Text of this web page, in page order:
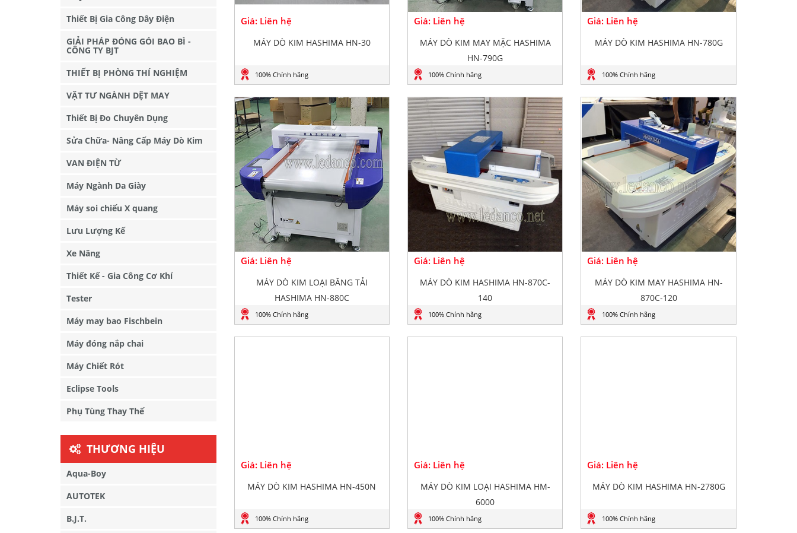
Giá: Liên hệ
MÁY DÒ KIM HASHIMA HN-30
100% Chính hãng
Giá: Liên hệ
MÁY DÒ KIM MAY MẶC HASHIMA
HN-790G
100% Chính hãng
Giá: Liên hệ
MÁY DÒ KIM HASHIMA HN-780G
100% Chính hãng
Giá: Liên hệ
MÁY DÒ KIM LOẠI BĂNG TẢI
HASHIMA HN-880C
100% Chính hãng
Giá: Liên hệ
MÁY DÒ KIM HASHIMA HN-870C-
140
100% Chính hãng
Giá: Liên hệ
MÁY DÒ KIM MAY HASHIMA HN-
870C-120
100% Chính hãng
Giá: Liên hệ
MÁY DÒ KIM HASHIMA HN-450N
100% Chính hãng
Giá: Liên hệ
MÁY DÒ KIM LOẠI HASHIMA HM-
6000
100% Chính hãng
Giá: Liên hệ
MÁY DÒ KIM HASHIMA HN-2780G
100% Chính hãng
Thiết Bị Gia Công Dây Điện
GIẢI PHÁP ĐÓNG GÓI BAO BÌ -
CÔNG TY BJT
THIẾT BỊ PHÒNG THÍ NGHIỆM
VẬT TƯ NGÀNH DỆT MAY
Thiết Bị Đo Chuyên Dụng
Sửa Chữa- Nâng Cấp Máy Dò Kim
VAN ĐIỆN TỪ
Máy Ngành Da Giày
Máy soi chiếu X quang
Lưu Lượng Kế
Xe Nâng
Thiết Kế - Gia Công Cơ Khí
Tester
Máy may bao Fischbein
Máy đóng nắp chai
Máy Chiết Rót
Eclipse Tools
Phụ Tùng Thay Thế
THƯƠNG HIỆU
Aqua-Boy
AUTOTEK
B.J.T.